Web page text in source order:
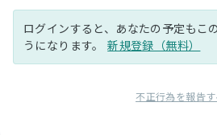
ログインすると、あなたの予定もこ
うになります。新規登録（無料）
不正行為を報告す